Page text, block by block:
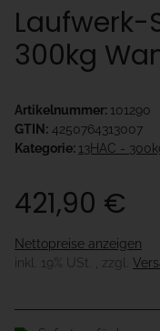
Laufwerk-
300kg
Artikelnummer: 101290
GTIN: 4250764313007
Kategorie: 13HAC -
421,90 €
Nettopreise anzeigen
inkl. 19% USt. , zzgl.